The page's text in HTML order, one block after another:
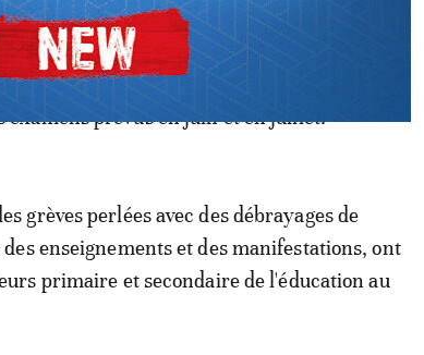
perdues, le gouvernement a déjà annoncé un
examens prévus en juin et en juillet.
grèves perlées avec des débrayages de
enseignements et des manifestations, ont
primaire et secondaire de l'éducation au